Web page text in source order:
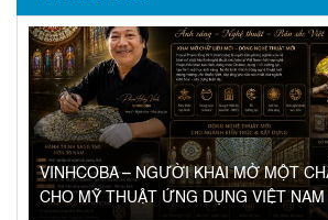
VINHCOBA – NGƯỜI KHAI MỞ MỘT
CHO MỸ THUẬT ỨNG DỤNG VIỆT NAM